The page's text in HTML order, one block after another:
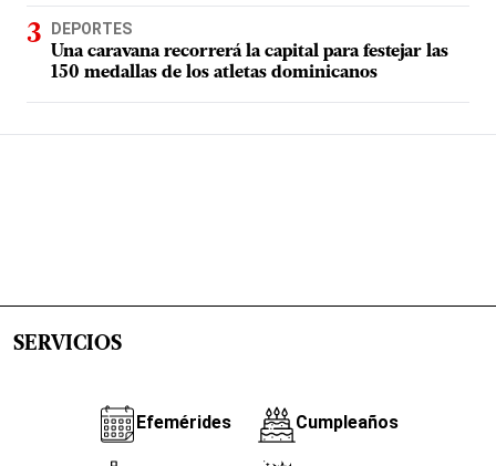
DEPORTES
Una caravana recorrerá la capital para festejar las
150 medallas de los atletas dominicanos
SERVICIOS
Efemérides Cumpleaños